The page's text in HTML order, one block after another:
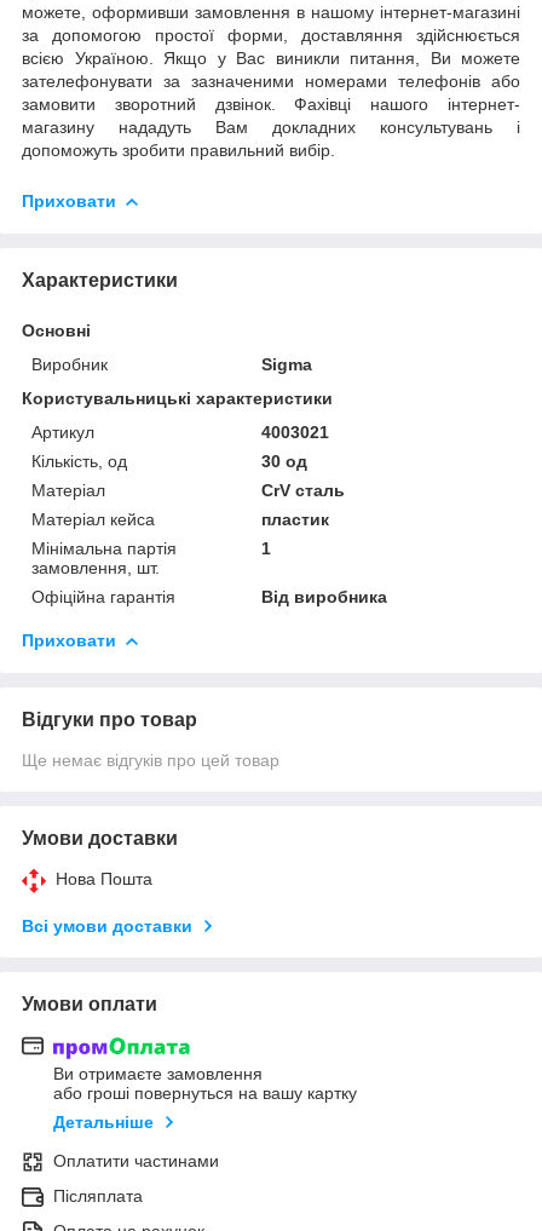
можете, оформивши замовлення в нашому інтернет-магазині
за допомогою простої форми, доставляння здійснюється
всією Україною. Якщо у Вас виникли питання, Ви можете
зателефонувати за зазначеними номерами телефонів або
замовити зворотний дзвінок. Фахівці нашого інтернет-
магазину нададуть Вам докладних консультувань і
допоможуть зробити правильний вибір.
Приховати
Характеристики
Основні
Виробник
Sigma
Користувальницькі характеристики
Артикул
4003021
Кількість, од
30 од
Матеріал
CrV сталь
Матеріал кейса
пластик
Мінімальна партія
замовлення, шт.
1
Офіційна гарантія Від виробника
Приховати
Відгуки про товар
Ще немає відгуків про цей товар
Умови доставки
Нова Пошта
Всі умови доставки
Умови оплати
Ви отримаєте замовлення
або гроші повернуться на вашу картку
Детальніше
Оплатити частинами
Післяплата